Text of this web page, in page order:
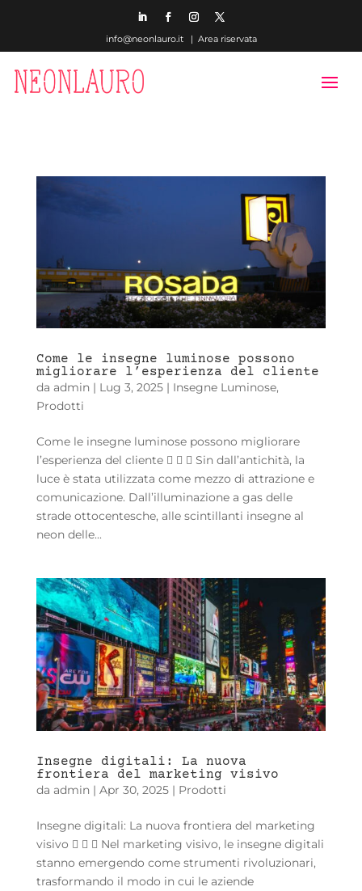
info@neonlauro.it | Area riservata
Come le insegne luminose possono
migliorare l’esperienza del cliente
da admin| Lug 3, 2025| Insegne Luminose,
Prodotti
Come le insegne luminose possono migliorare
l’esperienza del cliente    Sin dall’antichità, la
luce è stata utilizzata come mezzo di attrazione e
comunicazione. Dall’illuminazione a gas delle
strade ottocentesche, alle scintillanti insegne al
neon delle...
Insegne digitali: La nuova
frontiera del marketing visivo
da admin| Apr 30, 2025| Prodotti
Insegne digitali: La nuova frontiera del marketing
visivo    Nel marketing visivo, le insegne digitali
stanno emergendo come strumenti rivoluzionari,
trasformando il modo in cui le aziende